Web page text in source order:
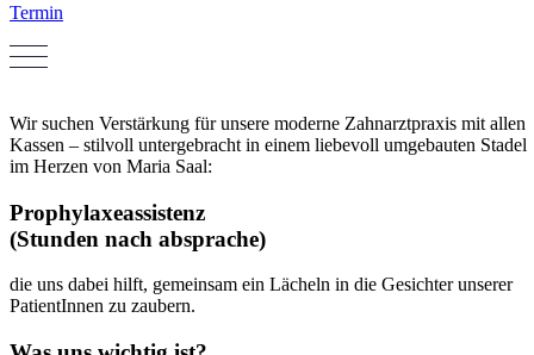
Termin
Wir suchen Verstärkung für unsere moderne Zahnarztpraxis mit allen
Kassen – stilvoll untergebracht in einem liebevoll umgebauten Stadel
im Herzen von Maria Saal:
Prophylaxeassistenz
(Stunden nach absprache)
die uns dabei hilft, gemeinsam ein Lächeln in die Gesichter unserer
PatientInnen zu zaubern.